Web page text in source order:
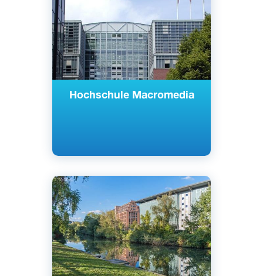
Hochschule Macromedia
Берлин, Мюнхен, Германия
Частный
Английский
Берлин, Германия
Частный